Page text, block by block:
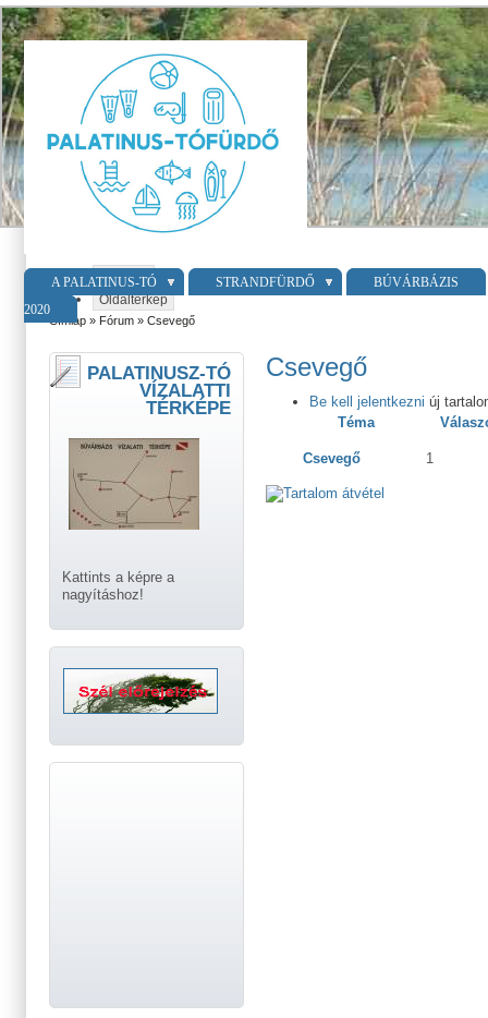
A PALATINUS-TÓ STRANDFÜRDŐ
BÚVÁRBÁZIS
2020
Belépés
Oldaltérkép
Címlap » Fórum » Csevegő
Csevegő
Be kell jelentkezni új
Téma
Csevegő 1
PALATINUSZ-TÓ
VÍZALATTI
TÉRKÉPE
Kattints a képre a
nagyításhoz!